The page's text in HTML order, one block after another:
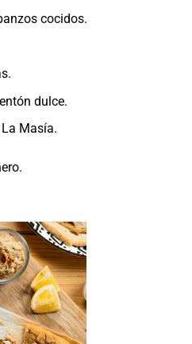
cocidos.
dulce.
Masía.